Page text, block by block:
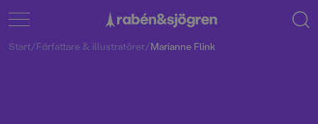
Start/Författare & illustratörer/Marianne Flink